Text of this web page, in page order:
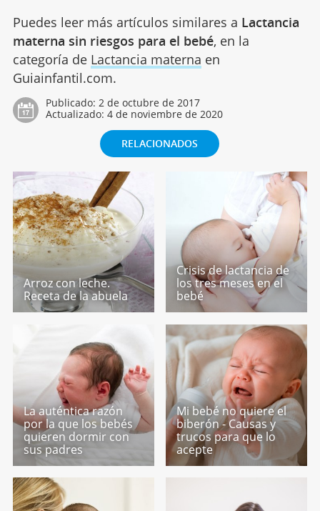
Puedes leer más artículos similares a Lactancia
materna sin riesgos para el bebé, en la
categoría de Lactancia materna en
Guiainfantil.com.
Publicado: 2 de octubre de 2017
Actualizado: 4 de noviembre de 2020
RELACIONADOS
Arroz con leche.
Receta de la abuela
Crisis de lactancia de
los tres meses en el
bebé
La auténtica razón
por la que los bebés
quieren dormir con
sus padres
Mi bebé no quiere el
biberón - Causas y
trucos para que lo
acepte